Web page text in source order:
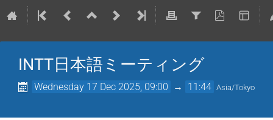
INTT日本語ミーティング
Wednesday 17 Dec 2025, 09:00 → 11:44 Asia/Tokyo